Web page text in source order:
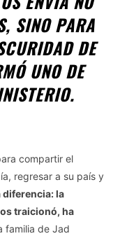
SINO PARA
DE
UNO DE
compartir el
regresar a su país y
diferencia: la
traicionó, ha
familia de Jad